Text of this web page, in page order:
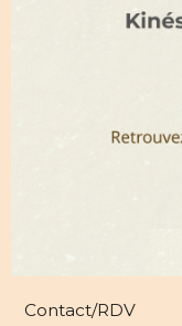
Contact/RDV